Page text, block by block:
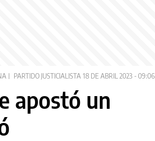
PARTIDO JUSTICIALISTA 18 DE ABRIL 2023 - 09:06
apostó un